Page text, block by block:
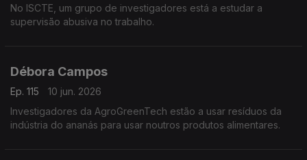
No ISCTE, um grupo de investigadores está a estudar a
supervisão abusiva no trabalho.
Débora Campos
Ep. 115
10 jun. 2026
Investigadores da AgroGreenTech estão a usar resíduos da
indústria do ananás para usar noutros produtos alimentares.